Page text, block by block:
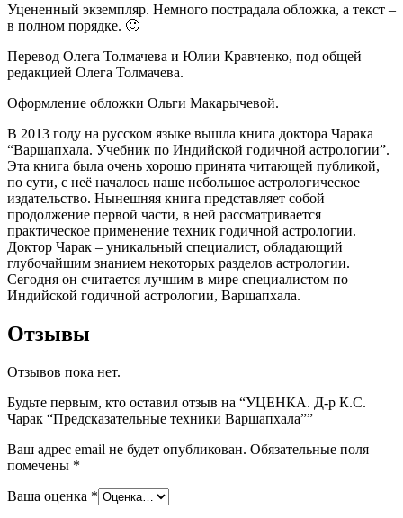
Уцененный экземпляр. Немного пострадала обложка, а текст –
в полном порядке. 🙂
Перевод Олега Толмачева и Юлии Кравченко, под общей
редакцией Олега Толмачева.
Оформление обложки Ольги Макарычевой.
В 2013 году на русском языке вышла книга доктора Чарака
“Варшапхала. Учебник по Индийской годичной астрологии”.
Эта книга была очень хорошо принята читающей публикой,
по сути, с неё началось наше небольшое астрологическое
издательство. Нынешняя книга представляет собой
продолжение первой части, в ней рассматривается
практическое применение техник годичной астрологии.
Доктор Чарак – уникальный специалист, обладающий
глубочайшим знанием некоторых разделов астрологии.
Сегодня он считается лучшим в мире специалистом по
Индийской годичной астрологии, Варшапхала.
Отзывы
Отзывов пока нет.
Будьте первым, кто оставил отзыв на “УЦЕНКА. Д-р К.С.
Чарак “Предсказательные техники Варшапхала””
Ваш адрес email не будет опубликован. Обязательные поля
помечены *
Ваша оценка *